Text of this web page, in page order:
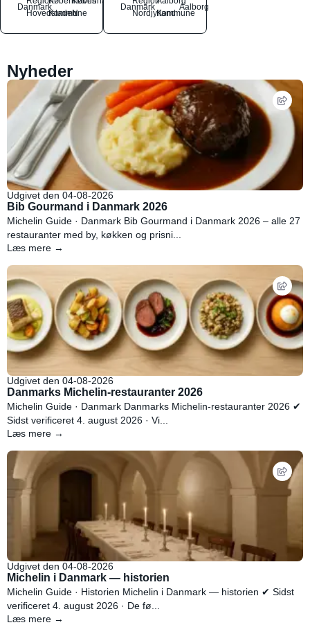
Danmark
Hovedstaden
Kommune
N
Danmark
NordjyllandKommune
Aalborg
Nyheder
Udgivet den 04-08-2026
Bib Gourmand i Danmark 2026
Michelin Guide · Danmark Bib Gourmand i Danmark 2026 – alle 27
restauranter med by, køkken og prisni...
Læs mere →
Udgivet den 04-08-2026
Danmarks Michelin-restauranter 2026
Michelin Guide · Danmark Danmarks Michelin-restauranter 2026 ✔
Sidst verificeret 4. august 2026 · Vi...
Læs mere →
Udgivet den 04-08-2026
Michelin i Danmark — historien
Michelin Guide · Historien Michelin i Danmark — historien ✔ Sidst
verificeret 4. august 2026 · De fø...
Læs mere →